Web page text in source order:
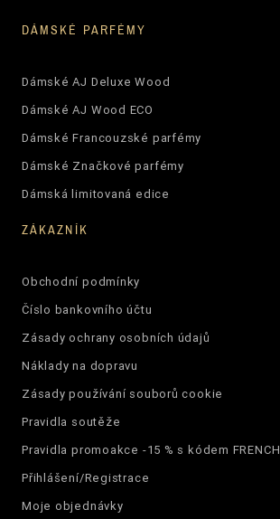
DÁMSKÉ PARFÉMY
Dámské AJ Deluxe Wood
Dámské AJ Wood ECO
Dámské Francouzské parfémy
Dámské Značkové parfémy
Dámská limitovaná edice
ZÁKAZNÍK
Obchodní podmínky
Číslo bankovního účtu
Zásady ochrany osobních údajů
Náklady na dopravu
Zásady používání souborů cookie
Pravidla soutěže
Pravidla promoakce -15 % s kódem FRENCH
Přihlášení/Registrace
Moje objednávky